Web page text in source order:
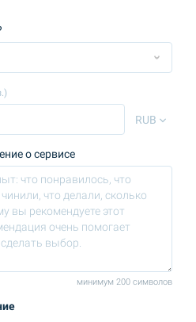
RUB
о сервисе
минимум 200 символов